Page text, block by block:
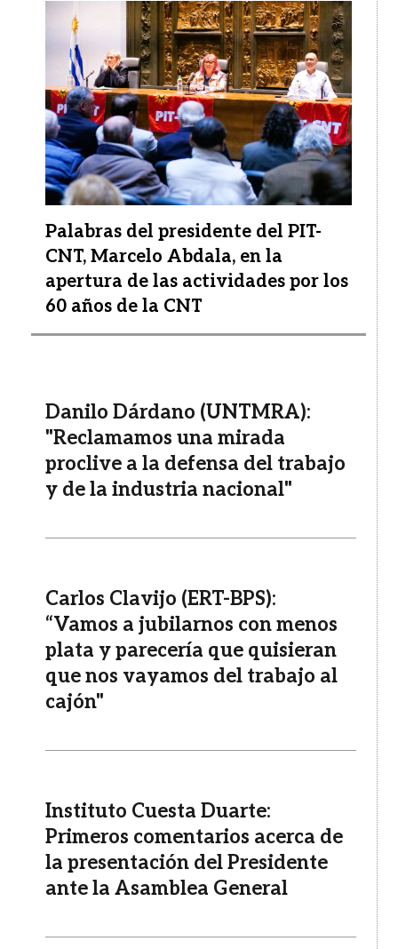
Imagen
Palabras del presidente del PIT-
CNT, Marcelo Abdala, en la
apertura de las actividades por los
60 años de la CNT
Danilo Dárdano (UNTMRA):
"Reclamamos una mirada
proclive a la defensa del trabajo
y de la industria nacional"
Carlos Clavijo (ERT-BPS):
“Vamos a jubilarnos con menos
plata y parecería que quisieran
que nos vayamos del trabajo al
cajón"
Instituto Cuesta Duarte:
Primeros comentarios acerca de
la presentación del Presidente
ante la Asamblea General